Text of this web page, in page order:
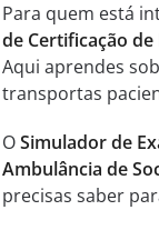
Para quem está
de Certificação
Aqui aprendes
transportas
OSimulador de
Ambulância de
precisas saber